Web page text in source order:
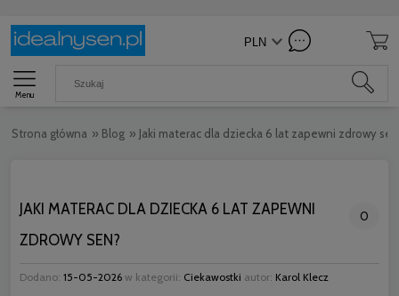
Menu
Strona główna » Blog » Jaki materac dla dziecka 6 lat zapewni zdrowy
JAKI MATERAC DLA DZIECKA 6 LAT ZAPEWNI
ZDROWY SEN?
0
Dodano: 15-05-2026 w kategorii: Ciekawostki autor: Karol Klecz